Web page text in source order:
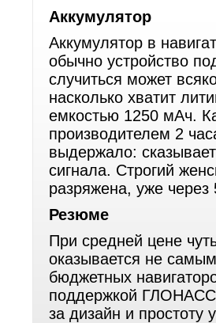
Аккумулятор
Аккумулятор в
обычно устройство
случиться может
насколько хватит
емкостью 1250 мАч.
производителем 2
выдержало:
сигнала. Строгий
разряжена, уже через
Резюме
При средней цене
оказывается не
бюджетных
поддержкой ГЛОНАСС.
за дизайн и простоту